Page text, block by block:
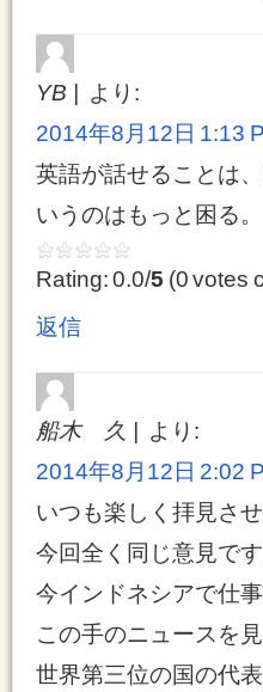
YB
より:
2014年8月12日 1:13
英語が話せることは
いうのはもっと困る。
Rating: 0.0/5 (0 votes
返信
船木 久
より:
2014年8月12日 2:02
いつも楽しく拝見さ
今回全く同じ意見です
今インドネシアで仕
この手のニュースを
世界第三位の国の代